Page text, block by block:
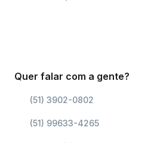
Quer falar com a gente?
(51) 3902-0802
(51) 99633-4265